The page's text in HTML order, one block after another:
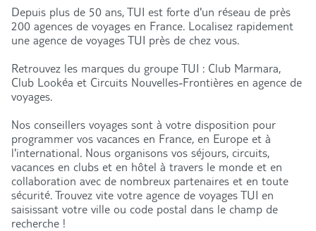
Agence de voyage TUI STORE Englos
352 Rte Nationale, Entrée porte des Weppes
59320 Englos
Plus d'infos
Prendre rendez-vous
Agence de voyage TUI STORE Villeneuve-d'Ascq
Depuis plus de 50 ans, TUI est forte d'un réseau de près
200 agences de voyages en France. Localisez rapidement
une agence de voyages TUI près de chez vous.
Retrouvez les marques du groupe TUI : Club Marmara,
Club Lookéa et Circuits Nouvelles-Frontières en agence de
voyages.
Nos conseillers voyages sont à votre disposition pour
programmer vos vacances en France, en Europe et à
l'international. Nous organisons vos séjours, circuits,
vacances en clubs et en hôtel à travers le monde et en
collaboration avec de nombreux partenaires et en toute
sécurité. Trouvez vite votre agence de voyages TUI en
saisissant votre ville ou code postal dans le champ de
recherche !